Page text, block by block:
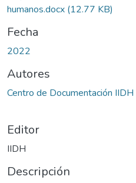
humanos.docx (12.77 KB)
Fecha
2022
Autores
Centro de Documentación IIDH
Editor
IIDH
Descripción